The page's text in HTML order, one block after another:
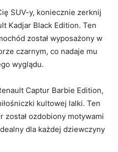
SUV-y, ​koniecznie zerknij
Kadjar ​Black Edition. Ten
został wyposażony w
czarnym, co nadaje mu
wyglądu.
Captur Barbie⁣ Edition,
kultowej lalki. Ten
ozdobiony ⁢motywami
dla ​każdej dziewczyny